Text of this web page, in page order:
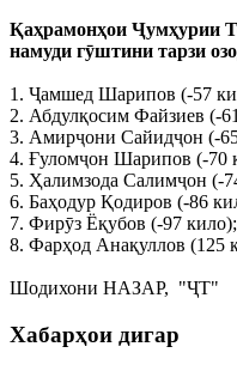
Қаҳрамонҳои Ҷумҳурии
намуди гӯштини тарзи
1. Ҷамшед Шарипов (-57
2. Абдулқосим Файзиев (-
3. Амирҷони Сайидҷон (-
4. Ғуломҷон Шарипов (-70
5. Ҳалимзода Салимҷон (-
6. Баҳодур Қодиров (-86
7. Фирӯз Ёқубов (-97 кило);
8. Фарҳод Анақуллов (125
Шодихони НАЗАР, "ҶТ"
Хабарҳои дигар